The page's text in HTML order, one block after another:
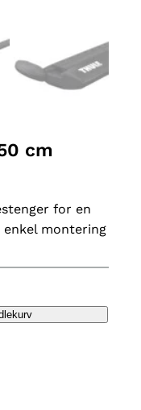
cm
for en
montering